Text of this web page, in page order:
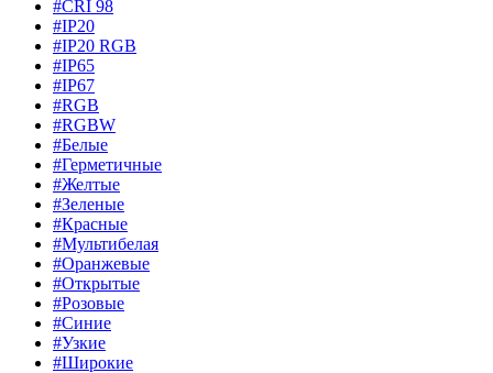
#CRI 98
#IP20
#IP20 RGB
#IP65
#IP67
#RGB
#RGBW
#Белые
#Герметичные
#Желтые
#Зеленые
#Красные
#Мультибелая
#Оранжевые
#Открытые
#Розовые
#Синие
#Узкие
#Широкие